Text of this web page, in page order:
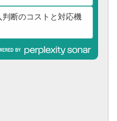
判断のコストと対応機